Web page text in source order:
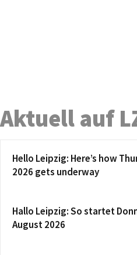
Aktuell auf
Hello Leipzig: Here’s how
2026 gets underway
Hallo Leipzig: So startet
August 2026